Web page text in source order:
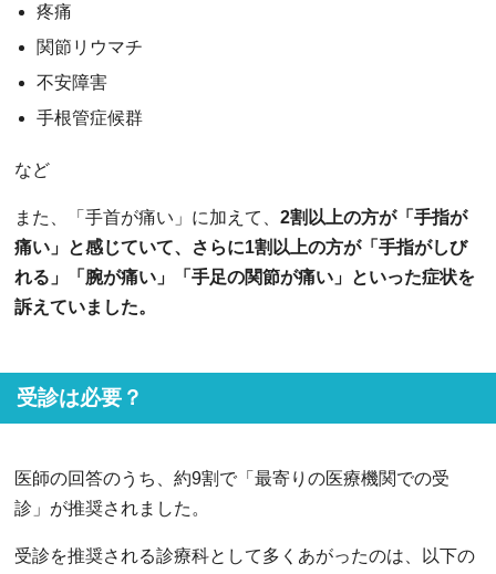
疼痛
関節リウマチ
不安障害
手根管症候群
など
また、「手首が痛い」に加えて、 2割以上の方が「手指が
痛い」と感じていて、さらに1割以上の方が「手指がしび
れる」「腕が痛い」「手足の関節が痛い」といった症状を
訴えていました。
受診は必要？
医師の回答のうち、約9割で「最寄りの医療機関での受
診」が推奨されました。
受診を推奨される診療科として多くあがったのは、以下の